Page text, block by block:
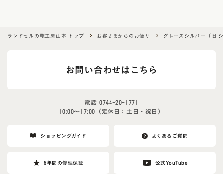
ランドセルの鞄工房山本 トップ お客さまからのお便り グレースシルバー（旧
お問い合わせはこちら
電話0744-20-1771
10:00〜17:00（定休日：土日・祝日）
ショッピングガイド よくあるご質問
6年間の修理保証 公式YouTube